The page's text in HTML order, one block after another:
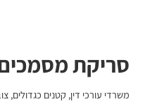
סריקת מסמכים
משרדי עורכי דין, קטנים כגדולים,